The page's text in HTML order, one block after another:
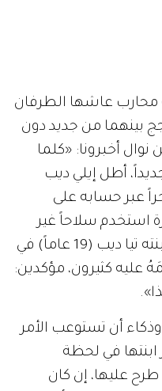
محارب عاشها الطرفان
بينهما من جديد دون
أخبرونا: «كلما
أطل إيلي ديب
عبر حسابه على
استخدم سلاحاً غير
تيا ديب (
19 عاماً ) في
عليه كثيرون، مؤكدين:
».
أن تستوعب الأمر
في لحظة
عليها، إن كان